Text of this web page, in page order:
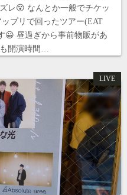
レ😵 なんとか一般でチケッ
プリで回ったツアー(EAT
😀 昼過ぎから事前物販があ
開演時間…
LIVE